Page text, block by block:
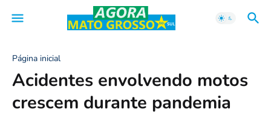
Página inicial
Acidentes envolvendo motos
crescem durante pandemia